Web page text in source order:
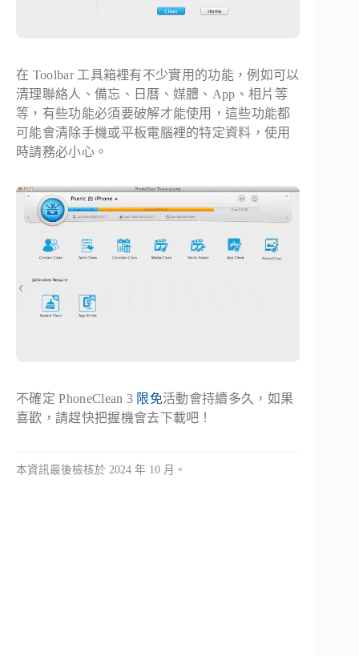
在 Toolbar 工具箱裡有不少實用的功能，例如可以
清理聯絡人、備忘、日曆、媒體、App、相片等
等，有些功能必須要破解才能使用，這些功能都
可能會清除手機或平板電腦裡的特定資料，使用
時請務必小心。
不確定 PhoneClean 3 限免活動會持續多久，如果
喜歡，請趕快把握機會去下載吧！
本資訊最後檢核於 2024 年 10 月。